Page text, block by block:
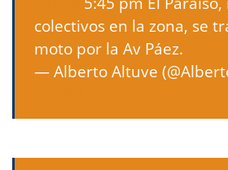
colectivos en la zona, se
moto por la Av Páez.
— Alberto Altuve